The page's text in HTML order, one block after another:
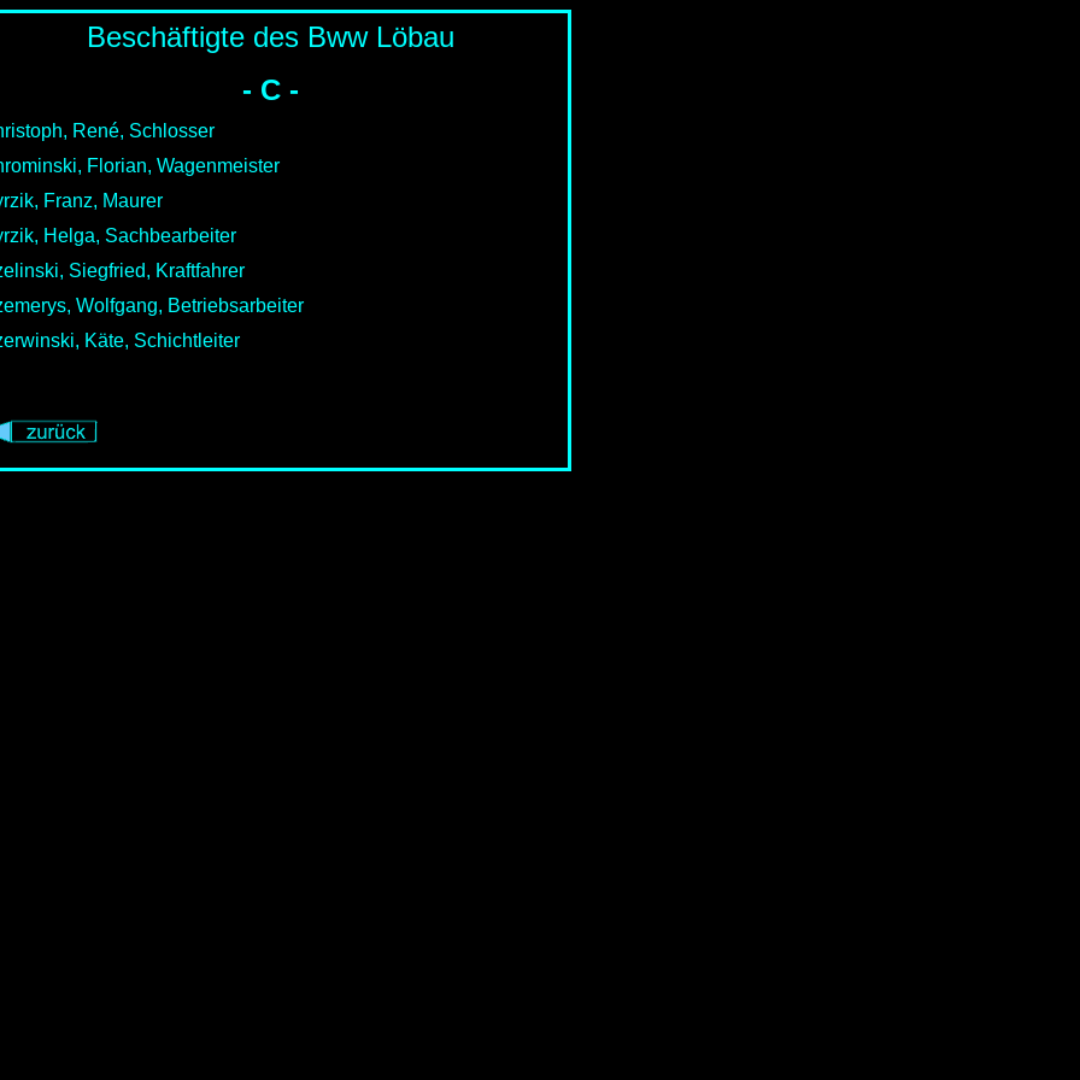
Beschäftigte des Bww Löbau
- C -
René, Schlosser
Florian, Wagenmeister
Franz, Maurer
Helga, Sachbearbeiter
Siegfried, Kraftfahrer
Wolfgang, Betriebsarbeiter
Käte, Schichtleiter